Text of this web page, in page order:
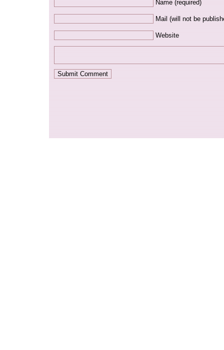
Name (required)
Mail (will not be
Website